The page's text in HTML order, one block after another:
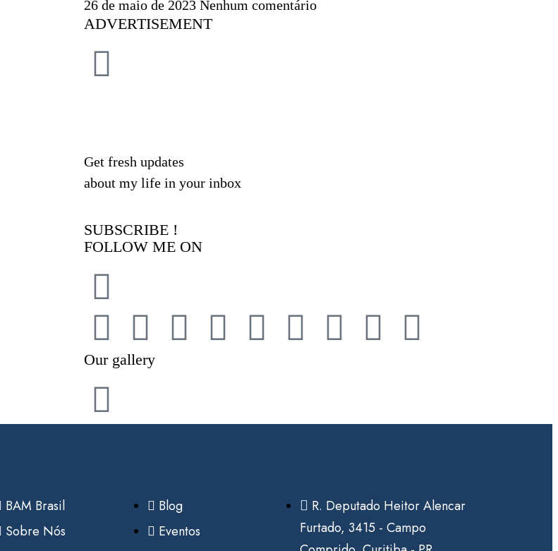
26 de maio de 2023 Nenhum comentário
ADVERTISEMENT
Get fresh updates
about my life in your inbox
SUBSCRIBE !
FOLLOW ME ON
Our gallery
BAM Brasil
Sobre Nós
Blog
Eventos
R. Deputado Heitor Alencar
Furtado, 3415 - Campo